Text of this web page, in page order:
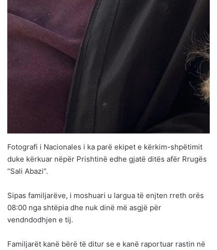
Fotografi i Nacionales i ka parë ekipet e kërkim-shpëtimit
duke kërkuar nëpër Prishtinë edhe gjatë ditës afër Rrugës
“Sali Abazi”.
Sipas familjarëve, i moshuari u largua të enjten rreth orës
08:00 nga shtëpia dhe nuk dinë më asgjë për
vendndodhjen e tij.
Familjarët kanë bërë të ditur se e kanë raportuar rastin në